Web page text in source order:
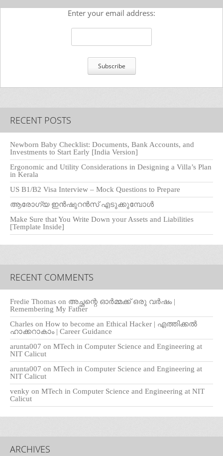
Enter your email address:
RECENT POSTS
Newborn Baby Checklist: Documents, Bank Accounts, and
Investments to Start Early [India Version]
Ergonomic and Utility Considerations in Designing a Villa’s Plan
in Kerala
US B1/B2 Visa Interview – Mock Questions to Prepare
ആരോഗ്യ ഇൻഷുറൻസ് എടുക്കുമ്പോൾ
Make Sure that You Write Down your Assets and Liabilities
[Template Inside]
RECENT COMMENTS
Fredie Thomas on അച്ഛന്റെ ഓർമ്മക്ക് ഒരു വർഷം |
Remembering My Father
Charles on How to become an Ethical Hacker | എത്തിക്കല്‍
ഹാക്കറാകാം | Career Guidance
arunta007 on MTech in Computer Science and Engineering at
NIT Calicut
arunta007 on MTech in Computer Science and Engineering at
NIT Calicut
venky on MTech in Computer Science and Engineering at NIT
Calicut
ARCHIVES